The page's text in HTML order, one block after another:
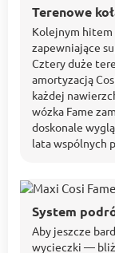
Terenowe
Kolejnym hitem
zapewniające
Cztery duże
amortyzacją
każdej
wózka Fame
doskonale
lata wspólnych
System
Aby jeszcze
wycieczki —